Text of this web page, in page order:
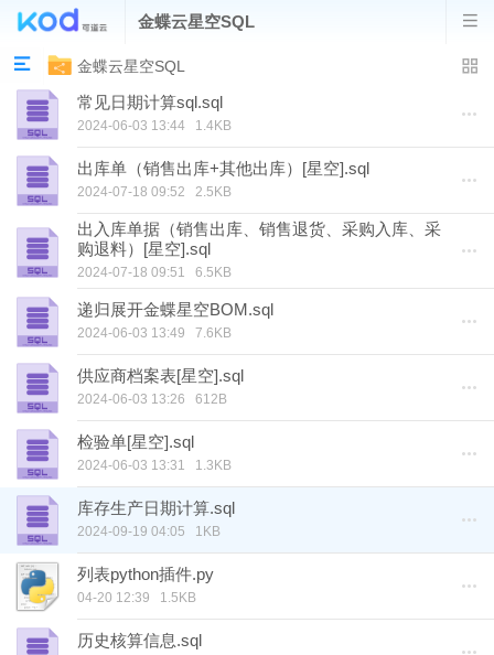
金蝶云星空SQL
金蝶云星空SQL
财务凭证.sql
2024-06-03 13:39
常见日期计算sql.sql
2024-06-03 13:44 1.4KB
出库单（销售出库+其他出库）[星空].sql
2024-07-18 09:52 2.5KB
出入库单据（销售出库、销售退货、采购入库、采
购退料）[星空].sql
2024-07-18 09:51 6.5KB
递归展开金蝶星空BOM.sql
2024-06-03 13:49 7.6KB
供应商档案表[星空].sql
2024-06-03 13:26 612B
检验单[星空].sql
2024-06-03 13:31 1.3KB
库存生产日期计算.sql
2024-09-19 04:05 1KB
列表python插件.py
04-20 12:39 1.5KB
历史核算信息.sql